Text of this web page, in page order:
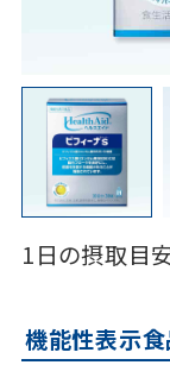
1日の摂取目安
機能性表示食